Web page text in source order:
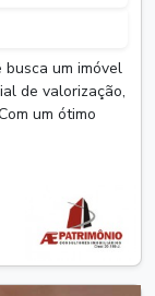
um imóvel
de valorização,
um ótimo